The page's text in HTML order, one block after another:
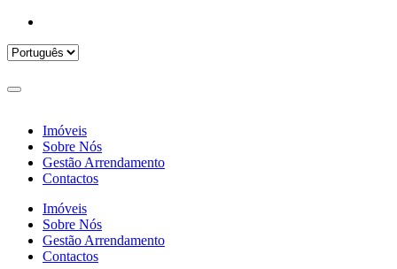
Imóveis
Sobre Nós
Gestão Arrendamento
Contactos
Imóveis
Sobre Nós
Gestão Arrendamento
Contactos